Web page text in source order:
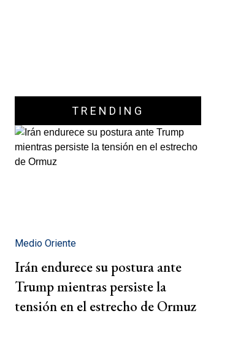
TRENDING
Medio Oriente
Irán endurece su postura ante
Trump mientras persiste la
tensión en el estrecho de Ormuz